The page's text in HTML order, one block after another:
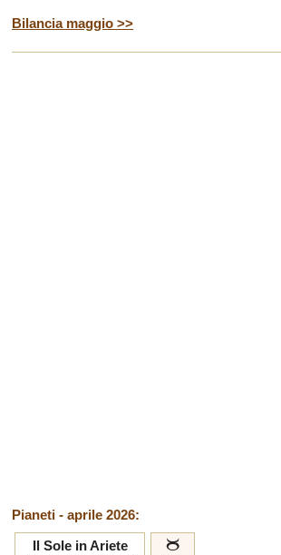
Bilancia maggio >>
Pianeti - aprile 2026:
Il Sole in Ariete
b